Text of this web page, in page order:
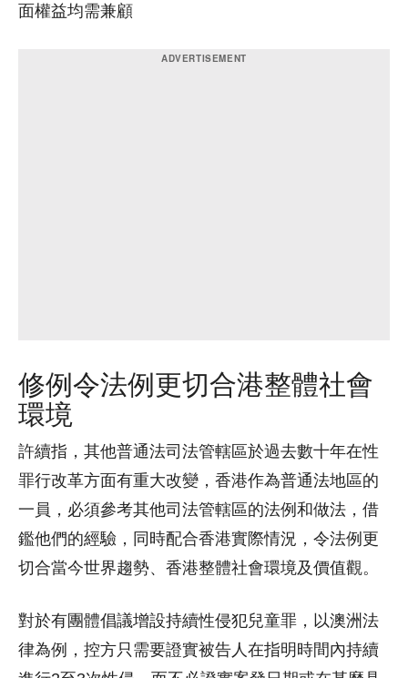
面權益均需兼顧
修例令法例更切合港整體社會
環境
許續指，其他普通法司法管轄區於過去數十年在性
罪行改革方面有重大改變，香港作為普通法地區的
一員，必須參考其他司法管轄區的法例和做法，借
鑑他們的經驗，同時配合香港實際情況，令法例更
切合當今世界趨勢、香港整體社會環境及價值觀。
對於有團體倡議增設持續性侵犯兒童罪，以澳洲法
律為例，控方只需要證實被告人在指明時間內持續